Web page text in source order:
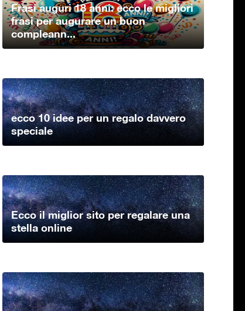
Frasi auguri 18 anni: ecco le migliori
frasi per augurare un buon
compleann...
ecco 10 idee per un regalo davvero
speciale
Ecco il miglior sito per regalare una
stella online